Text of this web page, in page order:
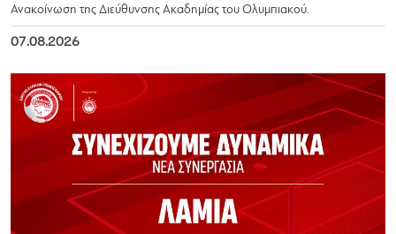
Ανακοίνωση της Διεύθυνσης Ακαδημίας του Ολυμπιακού.
07.08.2026